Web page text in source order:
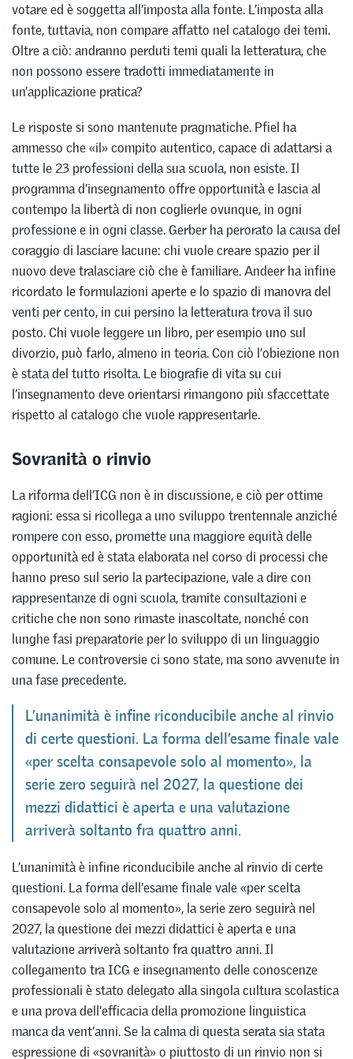
votare ed è soggetta all’imposta alla fonte. L’imposta alla
fonte, tuttavia, non compare affatto nel catalogo dei temi.
Oltre a ciò: andranno perduti temi quali la letteratura, che
non possono essere tradotti immediatamente in
un’applicazione pratica?
Le risposte si sono mantenute pragmatiche. Pfiel ha
ammesso che «il» compito autentico, capace di adattarsi a
tutte le 23 professioni della sua scuola, non esiste. Il
programma d’insegnamento offre opportunità e lascia al
contempo la libertà di non coglierle ovunque, in ogni
professione e in ogni classe. Gerber ha perorato la causa del
coraggio di lasciare lacune: chi vuole creare spazio per il
nuovo deve tralasciare ciò che è familiare. Andeer ha infine
ricordato le formulazioni aperte e lo spazio di manovra del
venti per cento, in cui persino la letteratura trova il suo
posto. Chi vuole leggere un libro, per esempio uno sul
divorzio, può farlo, almeno in teoria. Con ciò l’obiezione non
è stata del tutto risolta. Le biografie di vita su cui
l’insegnamento deve orientarsi rimangono più sfaccettate
rispetto al catalogo che vuole rappresentarle.
Sovranità o rinvio
La riforma dell’ICG non è in discussione, e ciò per ottime
ragioni: essa si ricollega a uno sviluppo trentennale anziché
rompere con esso, promette una maggiore equità delle
opportunità ed è stata elaborata nel corso di processi che
hanno preso sul serio la partecipazione, vale a dire con
rappresentanze di ogni scuola, tramite consultazioni e
critiche che non sono rimaste inascoltate, nonché con
lunghe fasi preparatorie per lo sviluppo di un linguaggio
comune. Le controversie ci sono state, ma sono avvenute in
una fase precedente.
L’unanimità è infine riconducibile anche al rinvio
di certe questioni. La forma dell’esame finale vale
«per scelta consapevole solo al momento», la
serie zero seguirà nel 2027, la questione dei
mezzi didattici è aperta e una valutazione
arriverà soltanto fra quattro anni.
L’unanimità è infine riconducibile anche al rinvio di certe
questioni. La forma dell’esame finale vale «per scelta
consapevole solo al momento», la serie zero seguirà nel
2027, la questione dei mezzi didattici è aperta e una
valutazione arriverà soltanto fra quattro anni. Il
collegamento tra ICG e insegnamento delle conoscenze
professionali è stato delegato alla singola cultura scolastica
e una prova dell’efficacia della promozione linguistica
manca da vent’anni. Se la calma di questa serata sia stata
espressione di «sovranità» o piuttosto di un rinvio non si